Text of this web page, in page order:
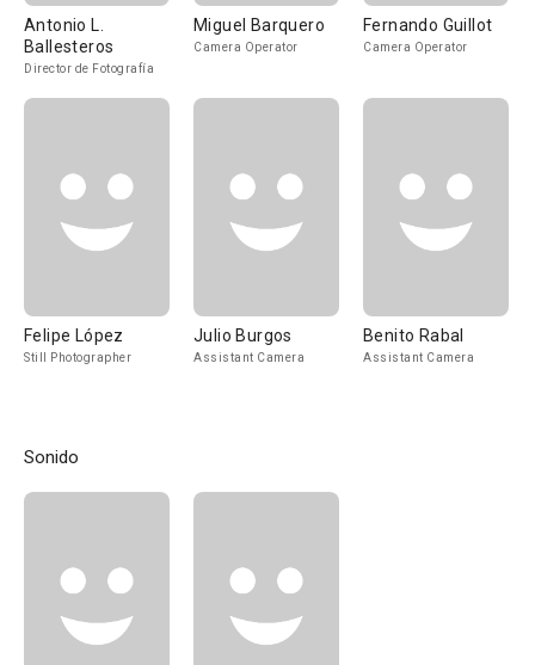
Antonio L.
Ballesteros
Director de Fotografía
Miguel Barquero
Camera Operator
Fernando Guillot
Camera Operator
Felipe López
Still Photographer
Julio Burgos
Assistant Camera
Benito Rabal
Assistant Camera
Sonido